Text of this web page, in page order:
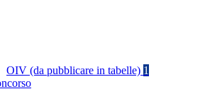
OIV (da pubblicare in tabelle) 1